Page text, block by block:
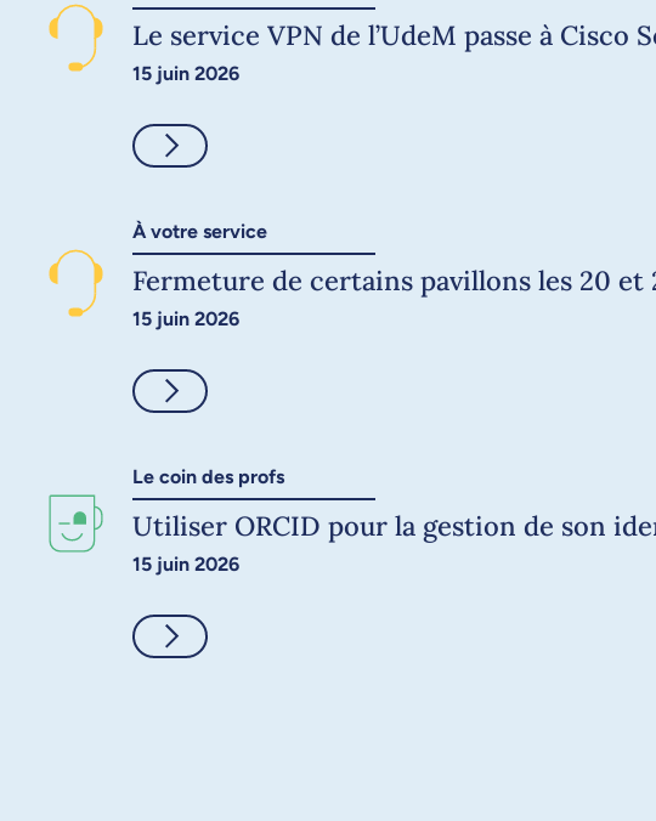
Le service VPN de l’UdeM passe à Cisco
15 juin 2026
Consulter
À votre service
Fermeture de certains pavillons les 20 et
15 juin 2026
Consulter
Le coin des profs
Utiliser ORCID pour la gestion de son
15 juin 2026
Consulter